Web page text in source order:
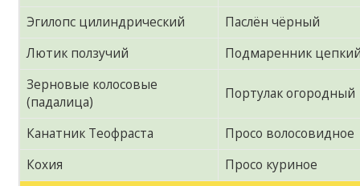
Эгилопс цилиндрический
Паслён чёрный
Лютик ползучий
Подмаренник
Зерновые колосовые
(падалица)
Портулак огородный
Канатник Теофраста
Просо волосовидное
Кохия
Просо куриное